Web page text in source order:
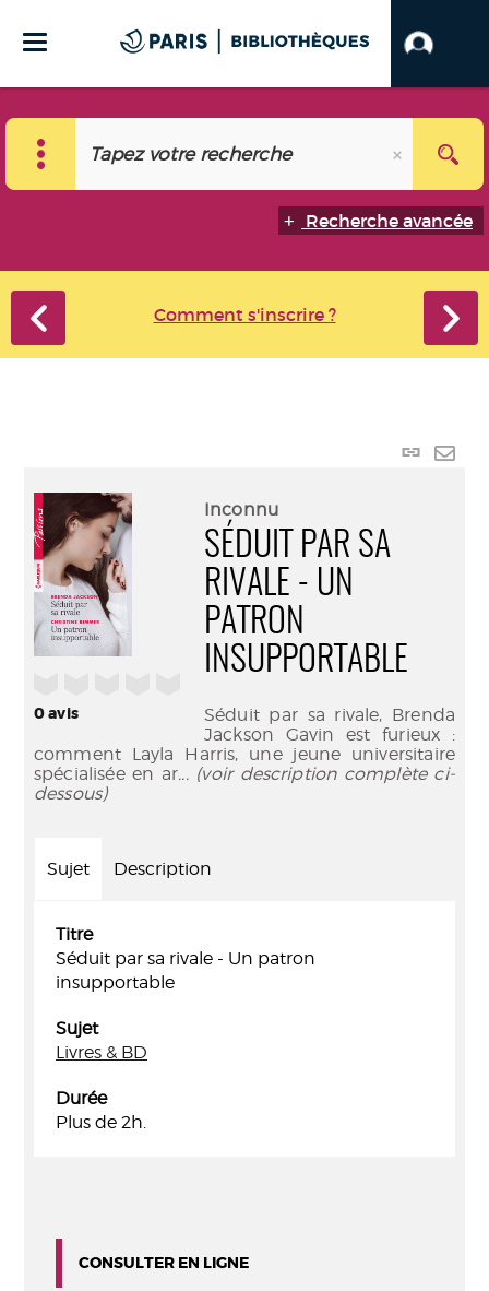
Recherche avancée
Comment s'inscrire ?
Lien
0avis
Inconnu
SÉDUIT PAR SA
RIVALE - UN
PATRON
INSUPPORTABLE
Séduit par sa rivale, Brenda
Jackson Gavin est furieux :
comment Layla Harris, une jeune universitaire
spécialisée en ar... (voir description complète ci-
dessous)
Sujet Description
Titre
Séduit par sa rivale - Un patron
insupportable
Sujet
Livres & BD
Durée
Plus de 2h.
CONSULTER EN LIGNE